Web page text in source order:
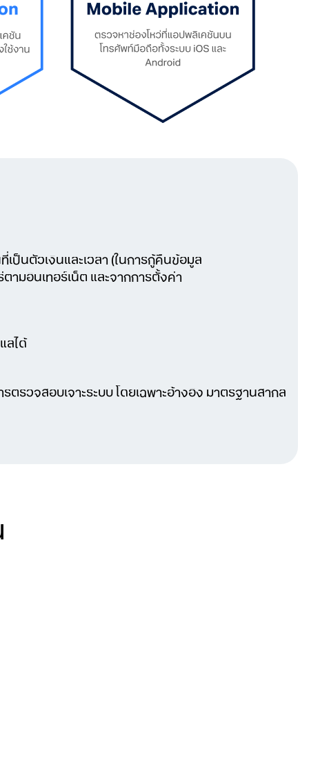
ป็นตัวเงินและเวลา (ในการกู้คืนข้อมูล
ามอินเทอร์เน็ต และจากการตั้งค่า
ลได้
รวจสอบเจาะระบบ โดยเฉพาะอ้างอิง มาตรฐานสากล